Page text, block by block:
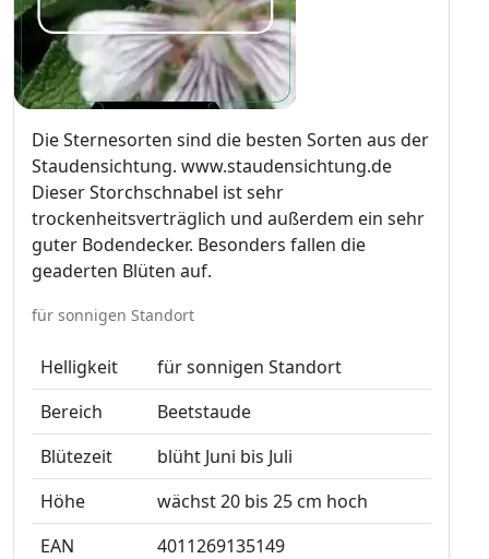
Die Sternesorten sind die besten Sorten aus der
Staudensichtung. www.staudensichtung.de
Dieser Storchschnabel ist sehr
trockenheitsverträglich und außerdem ein sehr
guter Bodendecker. Besonders fallen die
geaderten Blüten auf.
für sonnigen Standort
Helligkeit
für sonnigen Standort
Bereich
Beetstaude
Blütezeit
blüht Juni bis Juli
Höhe
wächst 20 bis 25 cm hoch
EAN
4011269135149